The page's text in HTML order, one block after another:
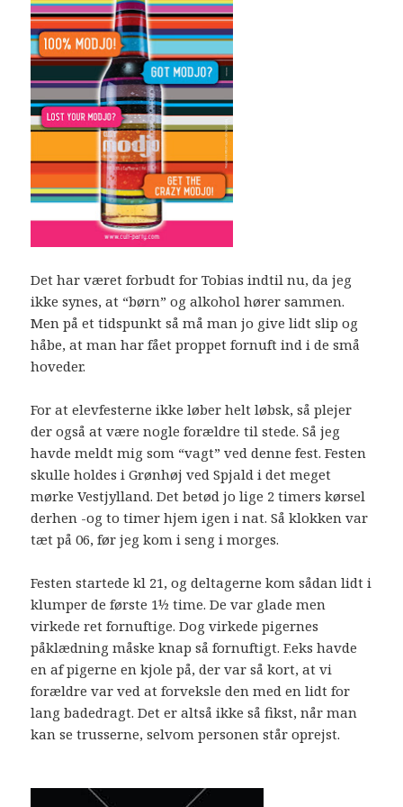
Det har været forbudt for Tobias indtil nu, da jeg
ikke synes, at “børn” og alkohol hører sammen.
Men på et tidspunkt så må man jo give lidt slip og
håbe, at man har fået proppet fornuft ind i de små
hoveder.
For at elevfesterne ikke løber helt løbsk, så plejer
der også at være nogle forældre til stede. Så jeg
havde meldt mig som “vagt” ved denne fest. Festen
skulle holdes i Grønhøj ved Spjald i det meget
mørke Vestjylland. Det betød jo lige 2 timers kørsel
derhen -og to timer hjem igen i nat. Så klokken var
tæt på 06, før jeg kom i seng i morges.
Festen startede kl 21, og deltagerne kom sådan lidt i
klumper de første 1½ time. De var glade men
virkede ret fornuftige. Dog virkede pigernes
påklædning måske knap så fornuftigt. F.eks havde
en af pigerne en kjole på, der var så kort, at vi
forældre var ved at forveksle den med en lidt for
lang badedragt. Det er altså ikke så fikst, når man
kan se trusserne, selvom personen står oprejst.